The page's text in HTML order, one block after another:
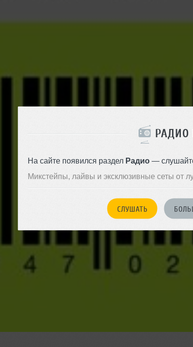
РАДИО
На сайте появился раздел Радио—
Микстейпы, лайвы и эксклюзивные сеты от
СЛУШАТЬ